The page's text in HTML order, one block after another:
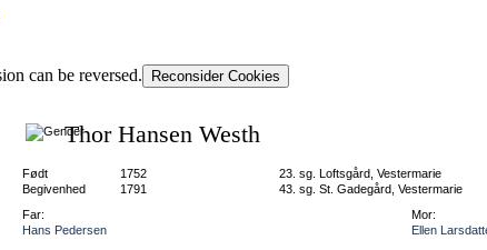
can be reversed. Reconsider Cookies
Thor Hansen Westh
Født 1752
23. sg. Loftsgård, Vestermarie
Begivenhed
1791
43. sg. St. Gadegård, Vestermarie
Far:
Hans Pedersen
Mor:
Ellen